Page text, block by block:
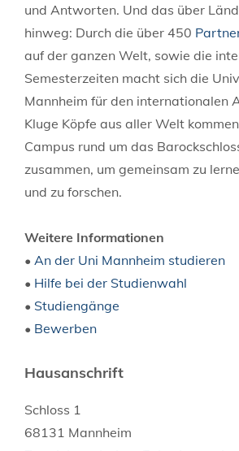
und Antworten. Und das über
hinweg: Durch die über 450
auf der ganzen Welt, sowie die
Semesterzeiten macht sich die
Mannheim für den internationalen
Kluge Köpfe aus aller Welt
Campus rund um das
zusammen, um gemeinsam zu
und zu forschen.
Weitere Informationen
• An der Uni Mannheim studieren
• Hilfe bei der Studienwahl
• Studiengänge
• Bewerben
Hausanschrift
Schloss 1
68131 Mannheim